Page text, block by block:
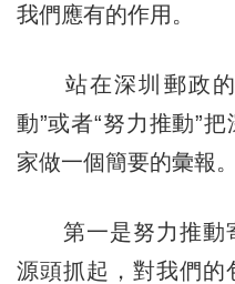
我們應有的作用。
站在深圳郵政的
動”或者“努力推動”
家做一個簡要的彙報。
第一是努力推動
源頭抓起，對我們的